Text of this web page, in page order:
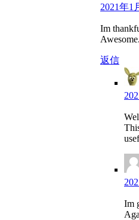
2021年1
Im
Awesome.
返信
Im